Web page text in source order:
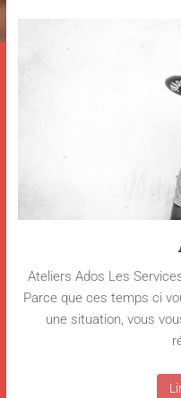
Ateliers Ados Les
Parce que ces temps ci
une situation, vous